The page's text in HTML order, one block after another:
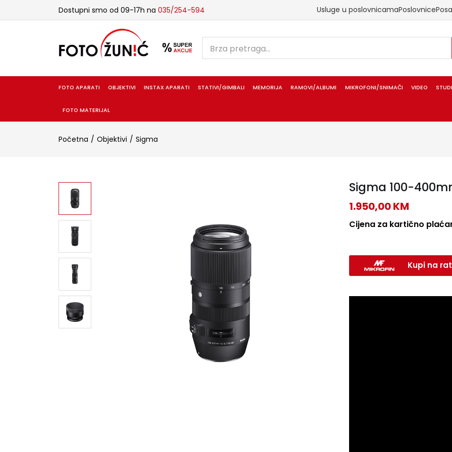
Dostupni smo od 09-17h na 035/254-594 Usluge u poslovnicamaPoslovnice
FOTO APARATI OBJEKTIVI INSTAX APARATI STATIVI/GIMBALI MEMORIJA RAMOVI/ALBUMI MIKROFONI/SNIMAČI VIDEO
FOTO MATERIJAL
Početna Objektivi Sigma
Sigma 100-
1.950,00KM
Cijena za kartično
Kupi na